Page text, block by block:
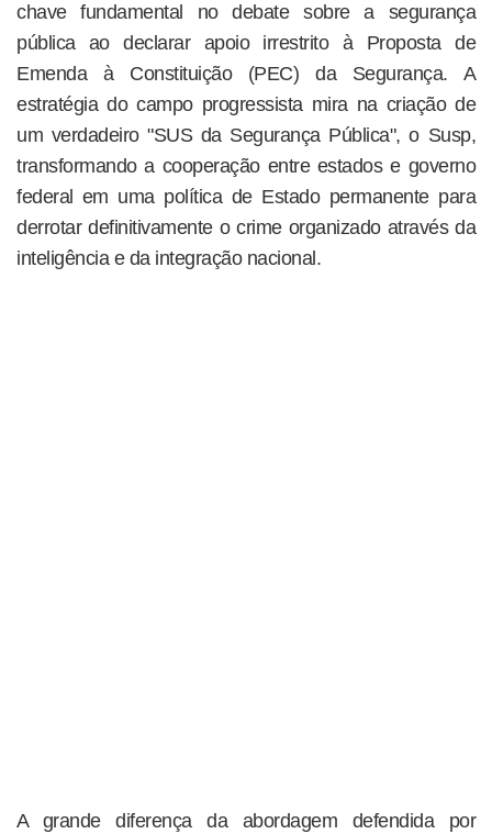
chave fundamental no debate sobre a segurança
pública ao declarar apoio irrestrito à Proposta de
Emenda à Constituição (PEC) da Segurança. A
estratégia do campo progressista mira na criação de
um verdadeiro "SUS da Segurança Pública", o Susp,
transformando a cooperação entre estados e governo
federal em uma política de Estado permanente para
derrotar definitivamente o crime organizado através da
inteligência e da integração nacional.
A grande diferença da abordagem defendida por